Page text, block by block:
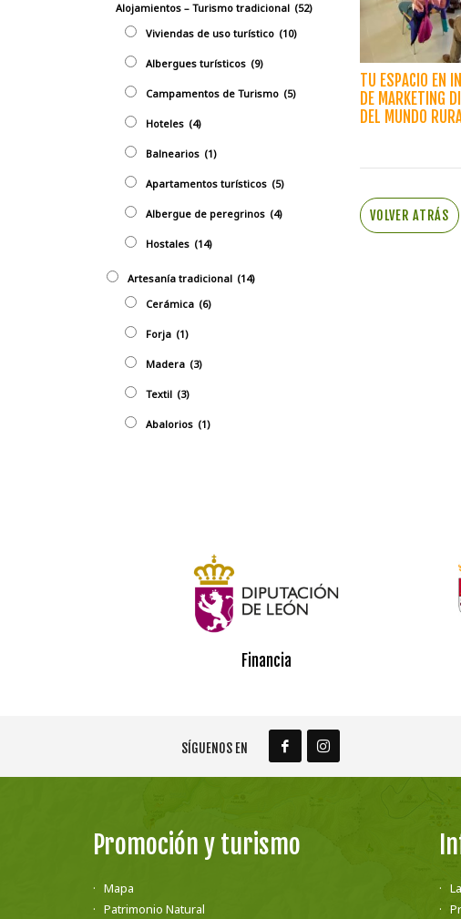
TU ESPACIO EN
DE MARKETING
DEL MUNDO
VOLVER ATRÁS
Alojamientos – Turismo tradicional (52)
Viviendas de uso turístico (10)
Albergues turísticos (9)
Campamentos de Turismo (5)
Hoteles (4)
Balnearios (1)
Apartamentos turísticos (5)
Albergue de peregrinos (4)
Hostales (14)
Artesaní­a tradicional (14)
Cerámica (6)
Forja (1)
Madera (3)
Textil (3)
Abalorios (1)
Financia
SÍGUENOS EN
Promoción y turismo
Mapa
Patrimonio Natural